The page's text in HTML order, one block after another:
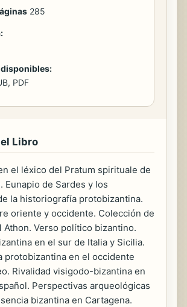
285
PDF
Libro
el léxico del Pratum spirituale de
Eunapio de Sardes y los
la historiografía protobizantina.
oriente y occidente. Colección de
Athon. Verso político bizantino.
en el sur de Italia y Sicilia.
protobizantina en el occidente
Rivalidad visigodo-bizantina en
Perspectivas arqueológicas
bizantina en Cartagena.